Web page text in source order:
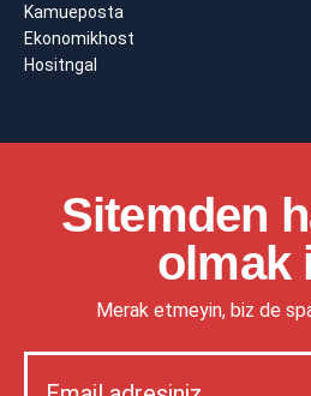
Kamueposta
Ekonomikhost
Hositngal
Sitemden
olmak
Merak etmeyin, biz de